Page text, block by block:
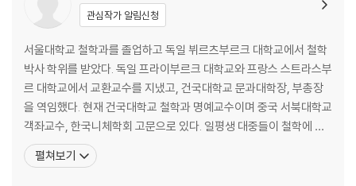
3) 철저한 시간 생활과 여성 관계 44
4) 철학을 배제한 즐거운 점심 식사 46
5) 생각의 결과보다 과정이 중요하다 48
6) 칸트의 말년과 장례식 53
7) 비판적 고찰 55
3. 칸트의 사람 됨됨이
1) 작은 거인 칸트 59
관심작가 알림신청
서울대학교 철학과를 졸업하고 독일 뷔르츠부르크 대학교에서 철학
박사 학위를 받았다. 독일 프라이부르크 대학교와 프랑스 스트라스부
르 대학교에서 교환교수를 지냈고, 건국대학교 문과대학장, 부총장
을 역임했다. 현재 건국대학교 철학과 명예교수이며 중국 서북대학교
객좌교수, 한국니체학회 고문으로 있다. 일평생 대중들이 철학에 쉽
게 다가서고, 어린이와 청소년 들이 자신을 사랑하고 조화롭게 성장
하기를 바라는 마음을 담아 다양한 집필 활동을 펼쳐왔다. 저서로는
펼쳐보기